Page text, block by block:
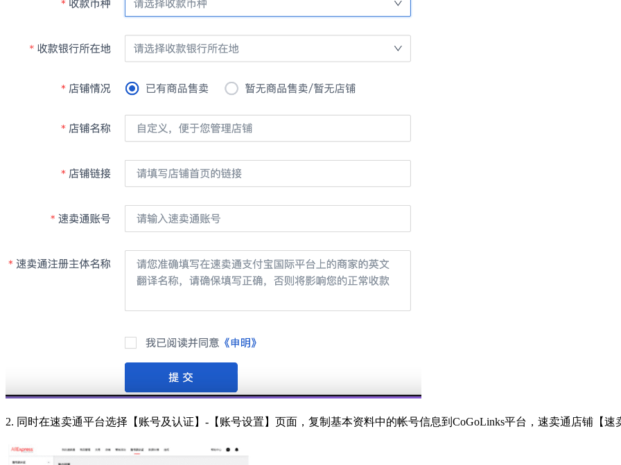
2. 同时在速卖通平台选择【账号及认证】-【账号设置】页面，复制基本资料中的帐号信息到CoGoLinks平台，速卖通店铺【速